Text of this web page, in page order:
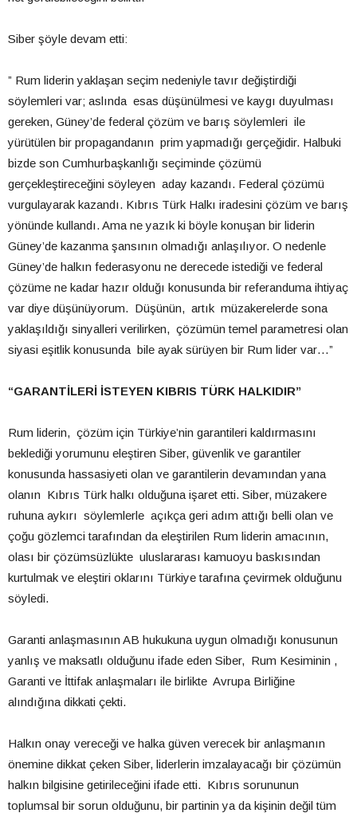
Siber şöyle devam etti:
” Rum liderin yaklaşan seçim nedeniyle tavır değiştirdiği
söylemleri var; aslında esas düşünülmesi ve kaygı duyulması
gereken, Güney’de federal çözüm ve barış söylemleri ile
yürütülen bir propagandanın prim yapmadığı gerçeğidir. Halbuki
bizde son Cumhurbaşkanlığı seçiminde çözümü
gerçekleştireceğini söyleyen aday kazandı. Federal çözümü
vurgulayarak kazandı. Kıbrıs Türk Halkı iradesini çözüm ve barış
yönünde kullandı. Ama ne yazık ki böyle konuşan bir liderin
Güney’de kazanma şansının olmadığı anlaşılıyor. O nedenle
Güney’de halkın federasyonu ne derecede istediği ve federal
çözüme ne kadar hazır olduğı konusunda bir referanduma ihtiyaç
var diye düşünüyorum. Düşünün, artık müzakerelerde sona
yaklaşıldığı sinyalleri verilirken, çözümün temel parametresi olan
siyasi eşitlik konusunda bile ayak sürüyen bir Rum lider var…”
“GARANTİLERİ İSTEYEN KIBRIS TÜRK HALKIDIR”
Rum liderin, çözüm için Türkiye’nin garantileri kaldırmasını
beklediği yorumunu eleştiren Siber, güvenlik ve garantiler
konusunda hassasiyeti olan ve garantilerin devamından yana
olanın Kıbrıs Türk halkı olduğuna işaret etti. Siber, müzakere
ruhuna aykırı söylemlerle açıkça geri adım attığı belli olan ve
çoğu gözlemci tarafından da eleştirilen Rum liderin amacının,
olası bir çözümsüzlükte uluslararası kamuoyu baskısından
kurtulmak ve eleştiri oklarını Türkiye tarafına çevirmek olduğunu
söyledi.
Garanti anlaşmasının AB hukukuna uygun olmadığı konusunun
yanlış ve maksatlı olduğunu ifade eden Siber, Rum Kesiminin ,
Garanti ve İttifak anlaşmaları ile birlikte Avrupa Birliğine
alındığına dikkati çekti.
Halkın onay vereceği ve halka güven verecek bir anlaşmanın
önemine dikkat çeken Siber, liderlerin imzalayacağı bir çözümün
halkın bilgisine getirileceğini ifade etti. Kıbrıs sorununun
toplumsal bir sorun olduğunu, bir partinin ya da kişinin değil tüm